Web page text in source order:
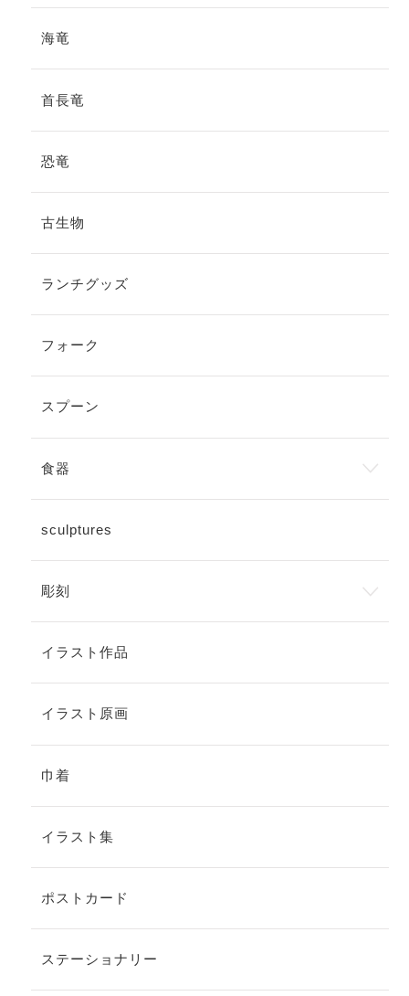
海竜
首長竜
恐竜
古生物
ランチグッズ
フォーク
スプーン
食器
sculptures
彫刻
イラスト作品
イラスト原画
巾着
イラスト集
ポストカード
ステーショナリー